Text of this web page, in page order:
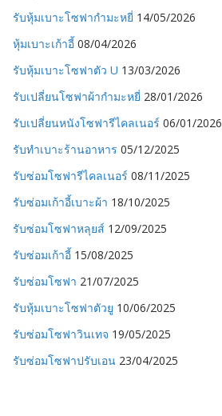
รับหุ้มเบาะโซฟากำมะหยี่ 14/05/2026
หุ้มเบาะเก้าอี้ 08/04/2026
รับหุ้มเบาะโซฟาตัว U 13/03/2026
รับเปลี่ยนโซฟาผ้ากำมะหยี่ 28/01/2026
รับเปลี่ยนหนังโซฟารีไคลเนอร์ 06/01/2026
รับทำเบาะร้านอาหาร 05/12/2025
รับซ่อมโซฟารีไคลเนอร์ 08/11/2025
รับซ่อมเก้าอี้เบาะผ้า 18/10/2025
รับซ่อมโซฟาหลุยส์ 12/09/2025
รับซ่อมเก้าอี้ 15/08/2025
รับซ่อมโซฟา 21/07/2025
รับหุ้มเบาะโซฟาตัวยู 10/06/2025
รับซ่อมโซฟาวินเทจ 19/05/2025
รับซ่อมโซฟาปรับเอน 23/04/2025